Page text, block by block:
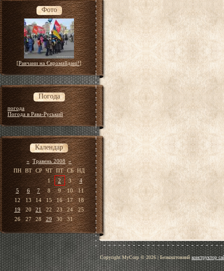
Фото
[Равчани на Євромайдані!]
Погода
погода
Погода в Рава-Руський
Календар
« Травень 2008 »
ПН
ВТ СР ЧТ ПТ СБ
НД
1
2 3
4
5
6 7 8 9 10
11
12
13 14 15 16 17
18
19
20 21 22 23 24
25
26
27 28 29 30 31
Copyright MyCorp © 2026|Безкоштовний конструктор